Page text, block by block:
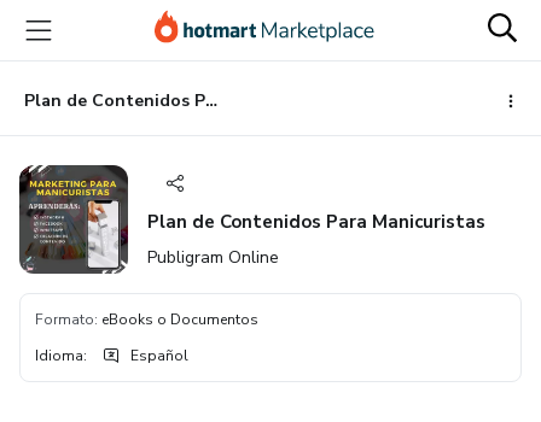
principal
página
de
página
Plan de Contenidos Para Manicuristas
Plan de Contenidos Para Manicuristas
Publigram Online
Formato: eBooks o Documentos
Idioma: Español